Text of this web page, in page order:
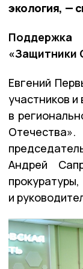
экология, —
«Защитники
Евгений
участников
в
Андрей
и